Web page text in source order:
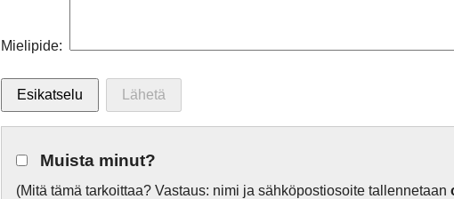
Mielipide:
Muista minut?
(Mitä tämä tarkoittaa? Vastaus: nimi ja sähköpostiosoite tallennetaan